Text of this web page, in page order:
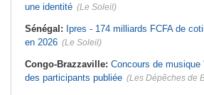
une identité (Le Soleil)
Sénégal: Ipres - 174 milliards FCFA de
en 2026 (Le Soleil)
Congo-Brazzaville: Concours de
des participants publiée (Les Dépêches de